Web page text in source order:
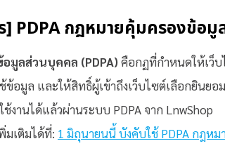
] PDPA กฎหมายคุ้มครองข้อ
มูลส่วนบุคคล (PDPA) คือกฏที่กำหนดให้เว็บ
ข้อมูล และให้สิทธิ์ผู้เข้าถึงเว็บไซต์เลือกยินย
ช้งานได้แล้วผ่านระบบ PDPA จาก LnwShop
มเติมได้ที่: 1 มิถุนายนนี้ บังคับใช้ PDPA กฎห